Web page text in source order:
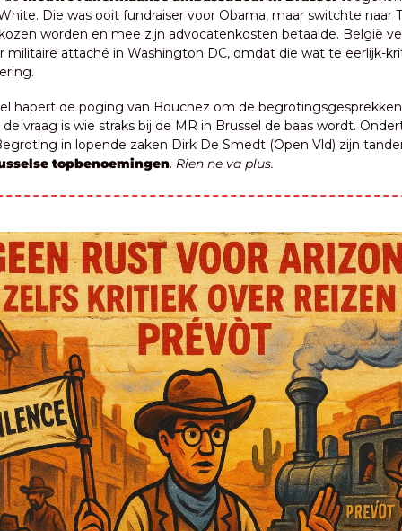
Die was ooit fundraiser voor Obama, maar switchte naar
worden en mee zijn advocatenkosten betaalde. België
militaire attaché in Washington DC, omdat die wat te eerlijk-
hapert de poging van Bouchez om de
vraag is wie straks bij de MR in Brussel de baas wordt.
in lopende zaken Dirk De Smedt (Open Vld) zijn
topbenoemingen. Rien ne va plus.